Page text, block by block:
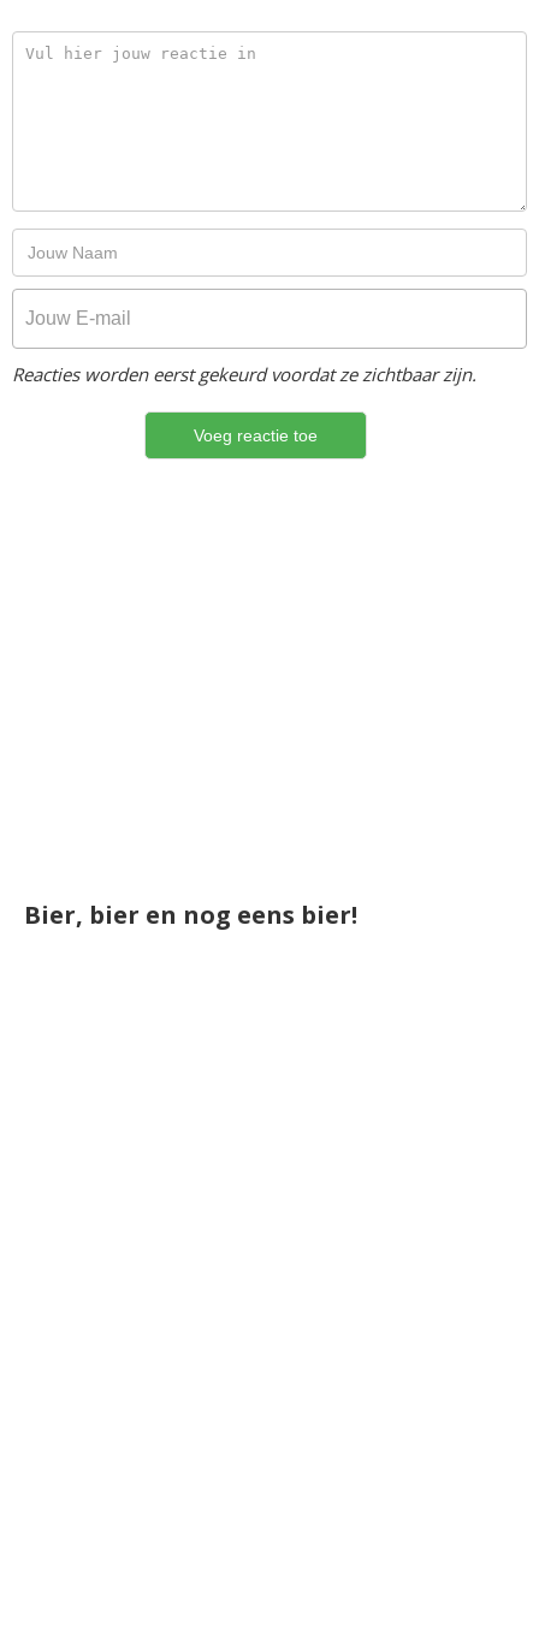
Reacties worden eerst gekeurd voordat ze zichtbaar zijn.
Bier, bier en nog eens bier!